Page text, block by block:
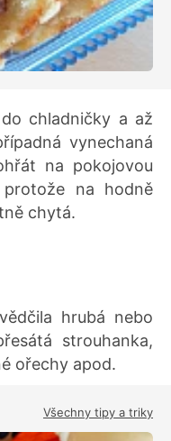
chladničky a až
vynechaná
na pokojovou
na hodně
chytá.
hrubá nebo
strouhanka,
ořechy apod.
Všechny tipy a triky